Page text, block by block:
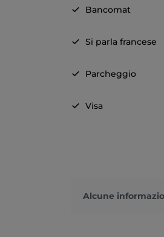
Bancomat
Si parla francese
Parcheggio
Visa
Alcune